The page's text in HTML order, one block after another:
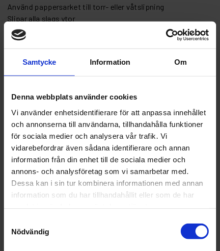
Samtycke Information Om
Denna webbplats använder cookies
Vi använder enhetsidentifierare för att anpassa innehållet
och annonserna till användarna, tillhandahålla funktioner
för sociala medier och analysera vår trafik. Vi
vidarebefordrar även sådana identifierare och annan
information från din enhet till de sociala medier och
annons- och analysföretag som vi samarbetar med.
Dessa kan i sin tur kombinera informationen med annan
information som du har tillhandahållit eller som de har
Nödvändig
Använd pappersarket till torr- eller våtslipning
Slipar alla slags ytor
Den vattentåliga baksidan med låg vikt ger mjukhet och
formbarhet
Artikelnr: 3M 01972-103M 01970-10 P1200
Finns i lager
Inkl. moms: 128 kr
Lägg i varukorgen
Fri frakt över 1500kr